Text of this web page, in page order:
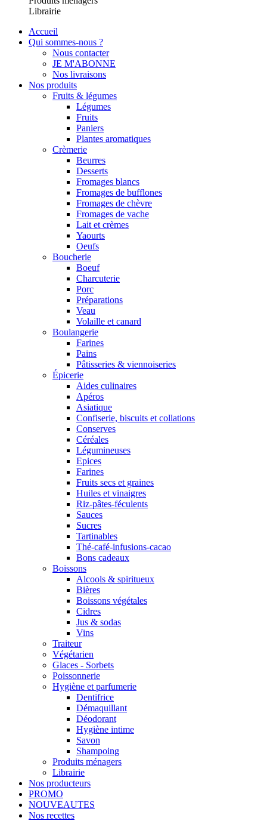
Librairie
Accueil
Qui sommes-nous ?
Nous contacter
JE M'ABONNE
Nos livraisons
Nos produits
Fruits & légumes
Légumes
Fruits
Paniers
Plantes aromatiques
Crèmerie
Beurres
Desserts
Fromages blancs
Fromages de bufflones
Fromages de chèvre
Fromages de vache
Lait et crèmes
Yaourts
Oeufs
Boucherie
Boeuf
Charcuterie
Porc
Préparations
Veau
Volaille et canard
Boulangerie
Farines
Pains
Pâtisseries & viennoiseries
Épicerie
Aides culinaires
Apéros
Asiatique
Confiserie, biscuits et collations
Conserves
Céréales
Légumineuses
Epices
Farines
Fruits secs et graines
Huiles et vinaigres
Riz-pâtes-féculents
Sauces
Sucres
Tartinables
Thé-café-infusions-cacao
Bons cadeaux
Boissons
Alcools & spiritueux
Bières
Boissons végétales
Cidres
Jus & sodas
Vins
Traiteur
Végétarien
Glaces - Sorbets
Poissonnerie
Hygiène et parfumerie
Dentifrice
Démaquillant
Déodorant
Hygiène intime
Savon
Shampoing
Produits ménagers
Librairie
Nos producteurs
PROMO
NOUVEAUTES
Nos recettes